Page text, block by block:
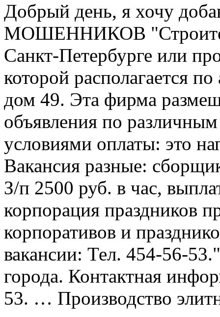
Добрый день, я хочу
МОШЕННИКОВ
Санкт-Петербурге или
которой располагается
дом 49. Эта фирма
объявления по
условиями оплаты: это
Вакансия разные:
З/п 2500 руб. в час,
корпорация праздников
корпоративов и
вакансии: Тел. 454-56-
города. Контактная
53. … Производство